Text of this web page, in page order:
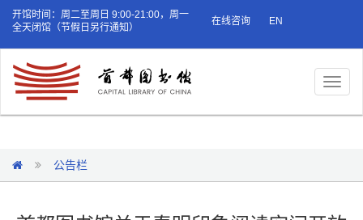
开馆时间：周二至周日 9:00-21:00，周一
全天闭馆（节假日另行通知）
在线咨询 EN
公告栏